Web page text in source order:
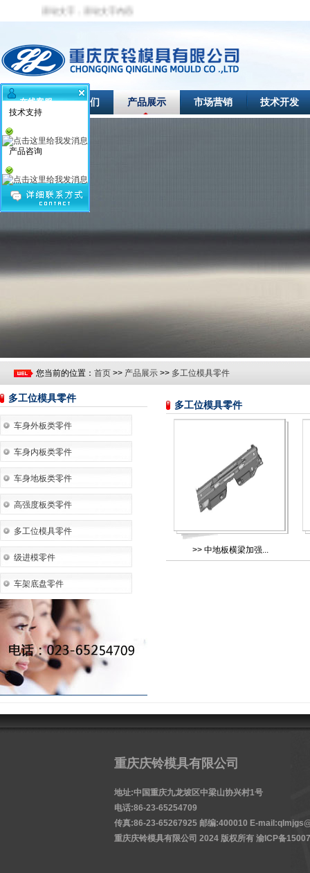
文字，滚动文字内容
首页 关于我们 产品展示 市场营销 技术开发
您当前的位置： 首页 >> 产品展示 >> 多工位模具零件
多工位模具零件
车身外板类零件
车身内板类零件
车身地板类零件
高强度板类零件
多工位模具零件
级进模零件
车架底盘零件
多工位模具零件
>> 中地板横梁加强...
重庆庆铃模具有限公司
地址:中国重庆九龙坡区中梁山协兴村1号
电话:86-23-65254709
传真:86-23-65267925 邮编:400010 E-
重庆庆铃模具有限公司 2024 版权所有 渝ICP备
在线客服
技术支持
产品咨询